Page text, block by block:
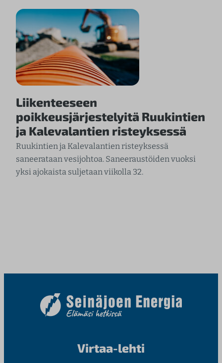
Liikenteeseen
poikkeusjärjestelyitä Ruukintien
ja Kalevalantien risteyksessä
Ruukintien ja Kalevalantien risteyksessä
saneerataan vesijohtoa. Saneeraustöiden vuoksi
yksi ajokaista suljetaan viikolla 32.
Virtaa-lehti